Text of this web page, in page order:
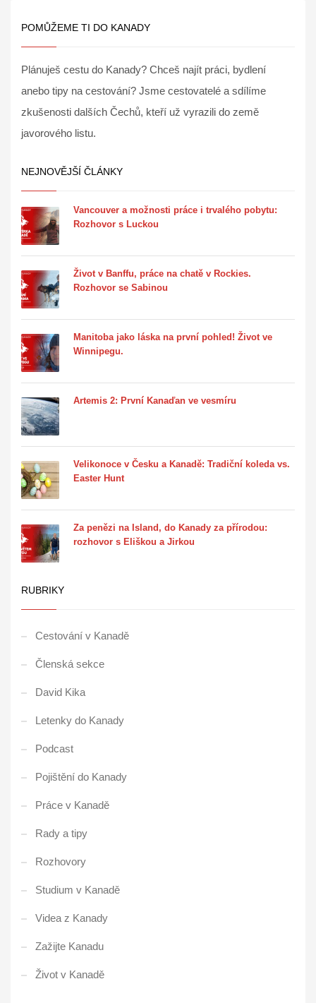
POMŮŽEME TI DO KANADY
Plánuješ cestu do Kanady? Chceš najít práci, bydlení
anebo tipy na cestování? Jsme cestovatelé a sdílíme
zkušenosti dalších Čechů, kteří už vyrazili do země
javorového listu.
NEJNOVĚJŠÍ ČLÁNKY
Vancouver a možnosti práce i trvalého pobytu:
Rozhovor s Luckou
Život v Banffu, práce na chatě v Rockies.
Rozhovor se Sabinou
Manitoba jako láska na první pohled! Život ve
Winnipegu.
Artemis 2: První Kanaďan ve vesmíru
Velikonoce v Česku a Kanadě: Tradiční koleda vs.
Easter Hunt
Za penězi na Island, do Kanady za přírodou:
rozhovor s Eliškou a Jirkou
RUBRIKY
Cestování v Kanadě
Členská sekce
David Kika
Letenky do Kanady
Podcast
Pojištění do Kanady
Práce v Kanadě
Rady a tipy
Rozhovory
Studium v Kanadě
Videa z Kanady
Zažijte Kanadu
Život v Kanadě